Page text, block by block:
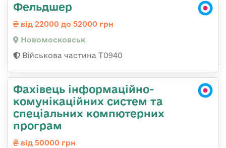
Фельдшер
від 22000 до 52000 грн
Новомосковськ
Військова частина Т0940
Фахівець інформаційно-
комунікаційних систем та
спеціальних компютерних
програм
від 50000 грн